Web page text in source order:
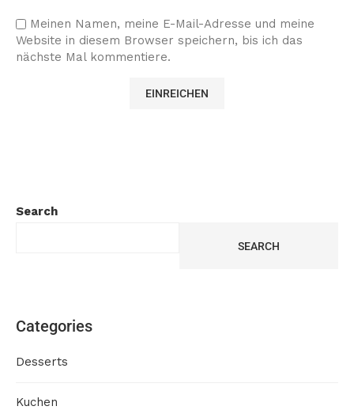
Meinen Namen, meine E-Mail-Adresse und meine
Website in diesem Browser speichern, bis ich das
nächste Mal kommentiere.
Search
SEARCH
Categories
Desserts
Kuchen